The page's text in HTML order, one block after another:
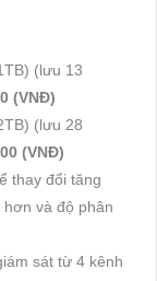
(lưu 13
(VNĐ)
(lưu 28
(VNĐ)
thay đổi tăng
và độ phân
sát từ 4 kênh